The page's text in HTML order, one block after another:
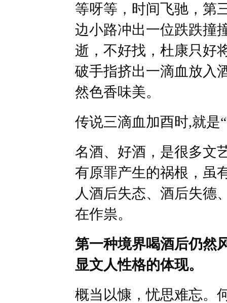
等呀等，时间飞驰，第
边小路冲出一位跌跌撞
逝，不好找，杜康只好
破手指挤出一滴血放入
然色香味美。
传说三滴血加酉时,就是
名酒、好酒，是很多文
有原罪产生的祸根，虽
人酒后失态、酒后失德
在作祟。
第一种境界喝酒后仍然
显文人性格的体现。
概当以慷，忧思难忘。